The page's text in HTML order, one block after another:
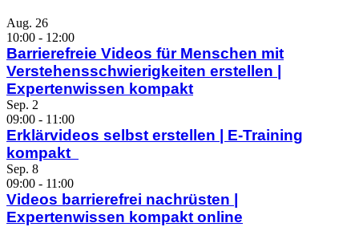
Aug. 26
10:00 - 12:00
Barrierefreie Videos für Menschen mit
Verstehensschwierigkeiten erstellen |
Expertenwissen kompakt
Sep. 2
09:00 - 11:00
Erklärvideos selbst erstellen | E-Training
kompakt
Sep. 8
09:00 - 11:00
Videos barrierefrei nachrüsten |
Expertenwissen kompakt online